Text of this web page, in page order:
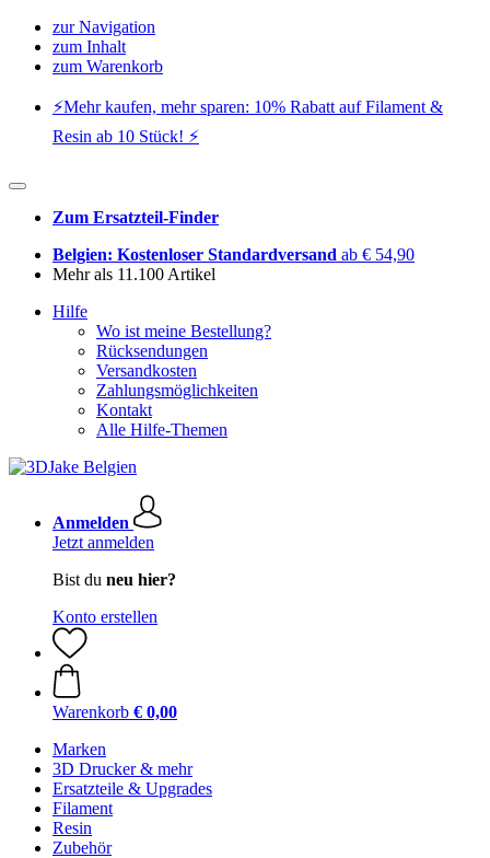
zur Navigation
zum Inhalt
zum Warenkorb
⚡️Mehr kaufen, mehr sparen: 10% Rabatt auf Filament &
Resin ab 10 Stück! ⚡️
Zum Ersatzteil-Finder
Belgien: Kostenloser Standardversand ab € 54,90
Mehr als 11.100 Artikel
Hilfe
Wo ist meine Bestellung?
Rücksendungen
Versandkosten
Zahlungsmöglichkeiten
Kontakt
Alle Hilfe-Themen
Anmelden
Jetzt anmelden
Bist du neu hier?
Konto erstellen
Warenkorb € 0,00
Marken
3D Drucker & mehr
Ersatzteile & Upgrades
Filament
Resin
Zubehör